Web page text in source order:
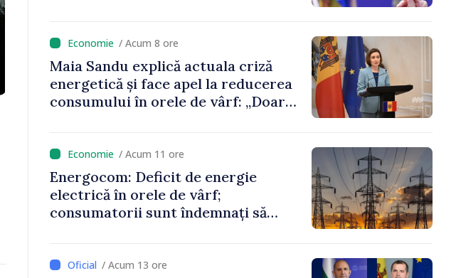
/ Acum 8 ore
Maia Sandu explică actuala criză
energetică și face apel la reducerea
consumului în orele de vârf: „Doar
/ Acum 11 ore
Energocom: Deficit de energie
electrică în orele de vârf;
consumatorii sunt îndemnați să
/ Acum 13 ore